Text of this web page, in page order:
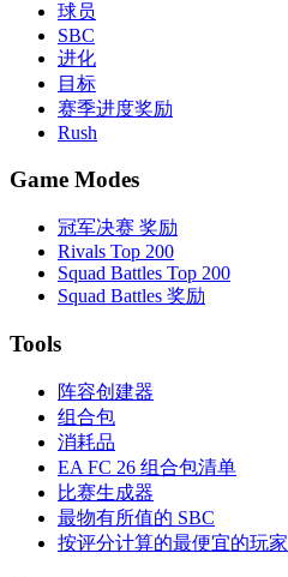
球员
SBC
进化
目标
赛季进度奖励
Rush
Game Modes
冠军决赛 奖励
Rivals Top 200
Squad Battles Top 200
Squad Battles 奖励
Tools
阵容创建器
组合包
消耗品
EA FC 26 组合包清单
比赛生成器
最物有所值的 SBC
按评分计算的最便宜的玩家